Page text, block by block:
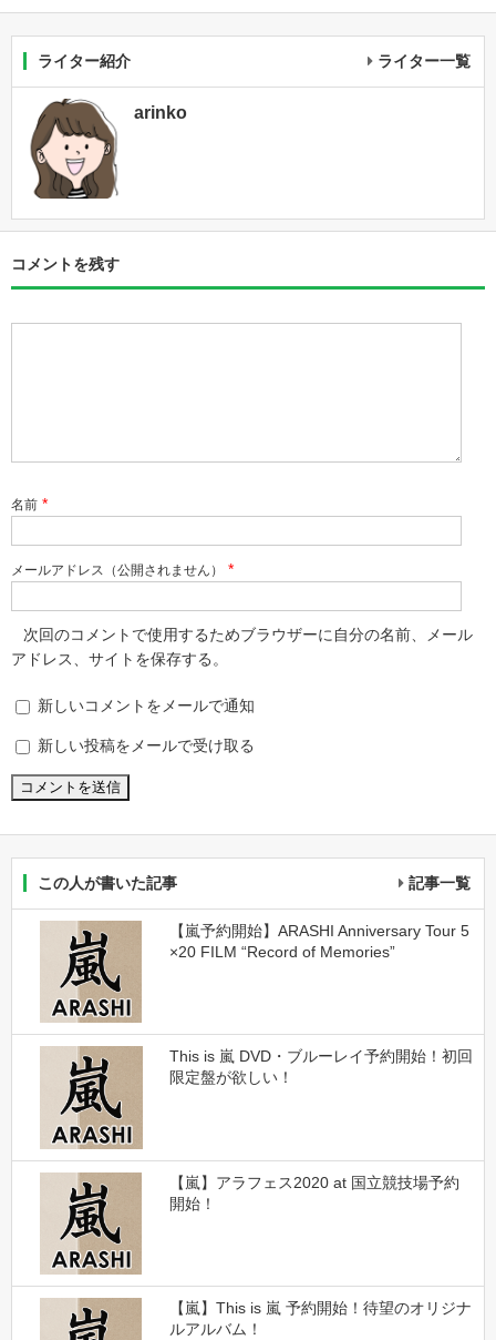
ライター紹介 ライター一覧
arinko
コメントを残す
名前 *
メールアドレス（公開されません） *
次回のコメントで使用するためブラウザーに自分の名前、メール
アドレス、サイトを保存する。
新しいコメントをメールで通知
新しい投稿をメールで受け取る
この人が書いた記事 記事一覧
【嵐予約開始】ARASHI Anniversary Tour 5
×20 FILM “Record of Memories”
This is 嵐 DVD・ブルーレイ予約開始！初回
限定盤が欲しい！
【嵐】アラフェス2020 at 国立競技場予約
開始！
【嵐】This is 嵐 予約開始！待望のオリジナ
ルアルバム！